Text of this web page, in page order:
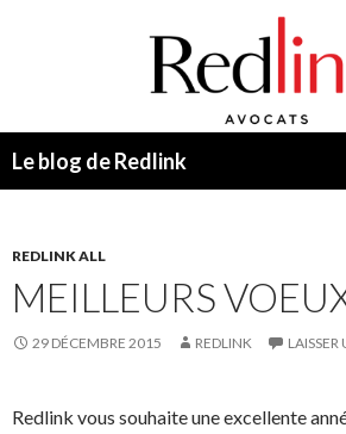
Le blog de Redlink
REDLINK ALL
MEILLEURS
29 DÉCEMBRE 2015 REDLINK
Redlink vous souhaite une excellente